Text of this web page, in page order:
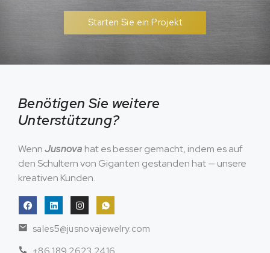
Starten Sie ein Projekt
Benötigen Sie weitere
Unterstützung?
WennJusnova hat es besser gemacht, indem es auf
den Schultern von Giganten gestanden hat — unsere
kreativen Kunden.
sales5@jusnovajewelry.com